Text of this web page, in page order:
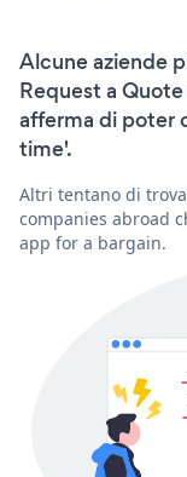
Alcune aziende
Request a
afferma di poter
time'.
Altri tentano di
companies abroad
app for a bargain.